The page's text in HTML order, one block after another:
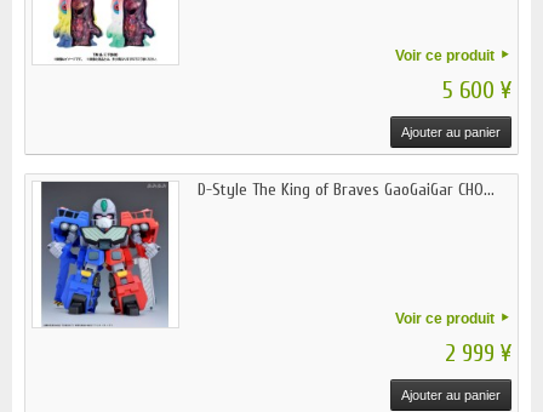
Voir ce produit
5 600 ¥
Ajouter au panier
D-Style The King of Braves GaoGaiGar CHO...
Voir ce produit
2 999 ¥
Ajouter au panier